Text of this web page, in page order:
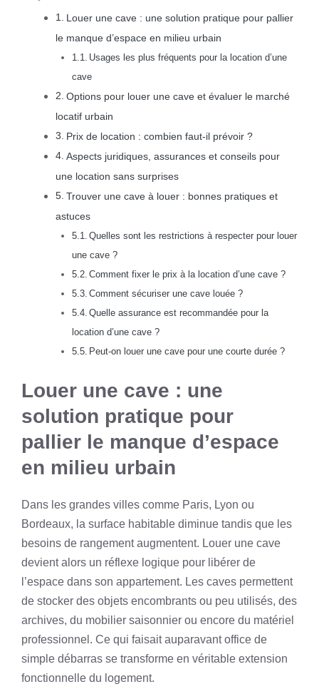
Louer une cave : une solution pratique pour pallier
le manque d’espace en milieu urbain
Usages les plus fréquents pour la location d’une
cave
Options pour louer une cave et évaluer le marché
locatif urbain
Prix de location : combien faut-il prévoir ?
Aspects juridiques, assurances et conseils pour
une location sans surprises
Trouver une cave à louer : bonnes pratiques et
astuces
Quelles sont les restrictions à respecter pour louer
une cave ?
Comment fixer le prix à la location d’une cave ?
Comment sécuriser une cave louée ?
Quelle assurance est recommandée pour la
location d’une cave ?
Peut-on louer une cave pour une courte durée ?
Louer une cave : une
solution pratique pour
pallier le manque d’espace
en milieu urbain
Dans les grandes villes comme Paris, Lyon ou
Bordeaux, la surface habitable diminue tandis que les
besoins de rangement augmentent. Louer une cave
devient alors un réflexe logique pour libérer de
l’espace dans son appartement. Les caves permettent
de stocker des objets encombrants ou peu utilisés, des
archives, du mobilier saisonnier ou encore du matériel
professionnel. Ce qui faisait auparavant office de
simple débarras se transforme en véritable extension
fonctionnelle du logement.